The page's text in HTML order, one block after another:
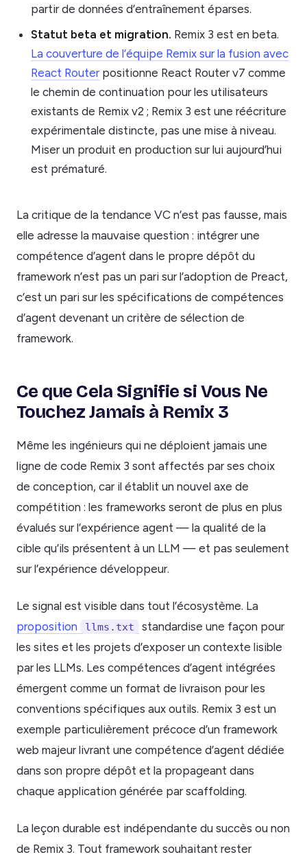
partir de données d’entraînement éparses.
Statut beta et migration. Remix 3 est en beta.
La couverture de l’équipe Remix sur la fusion avec
React Routerpositionne React Router v7 comme
le chemin de continuation pour les utilisateurs
existants de Remix v2 ; Remix 3 est une réécriture
expérimentale distincte, pas une mise à niveau.
Miser un produit en production sur lui aujourd’hui
est prématuré.
La critique de la tendance VC n’est pas fausse, mais
elle adresse la mauvaise question : intégrer une
compétence d’agent dans le propre dépôt du
framework n’est pas un pari sur l’adoption de Preact,
c’est un pari sur les spécifications de compétences
d’agent devenant un critère de sélection de
framework.
Ce que Cela Signifie si Vous Ne
Touchez Jamais à Remix 3
Même les ingénieurs qui ne déploient jamais une
ligne de code Remix 3 sont affectés par ses choix
de conception, car il établit un nouvel axe de
compétition : les frameworks seront de plus en plus
évalués sur l’expérience agent — la qualité de la
cible qu’ils présentent à un LLM — et pas seulement
sur l’expérience développeur.
Le signal est visible dans tout l’écosystème. La
proposition
llms.txt
standardise une façon pour
les sites et les projets d’exposer un contexte lisible
par les LLMs. Les compétences d’agent intégrées
émergent comme un format de livraison pour les
conventions spécifiques aux outils. Remix 3 est un
exemple particulièrement précoce d’un framework
web majeur livrant une compétence d’agent dédiée
dans son propre dépôt et la propageant dans
chaque application générée par scaffolding.
La leçon durable est indépendante du succès ou non
de Remix 3. Tout framework souhaitant rester